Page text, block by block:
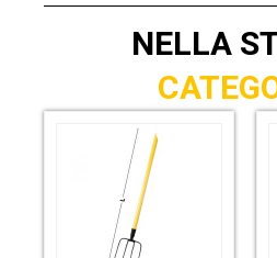
NELLA